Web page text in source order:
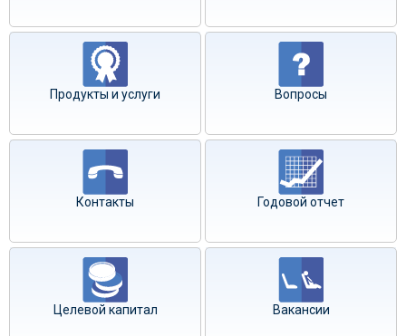
Продукты и услуги Вопросы
Контакты Годовой отчет
Целевой капитал Вакансии